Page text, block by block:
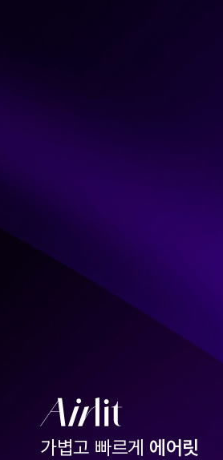
가볍고 빠르게 에어릿